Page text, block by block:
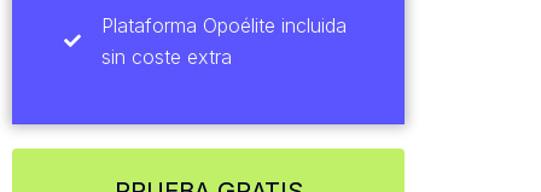
Plataforma Opoélite incluida
sin coste extra